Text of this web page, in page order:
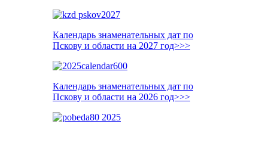
Календарь знаменательных дат по
Пскову и области на 2027 год>>>
Календарь знаменательных дат по
Пскову и области на 2026 год>>>